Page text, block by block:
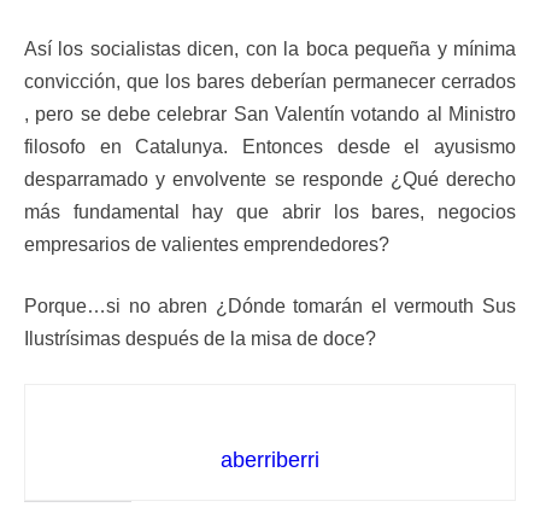
Así los socialistas dicen, con la boca pequeña y mínima
convicción, que los bares deberían permanecer cerrados
, pero se debe celebrar San Valentín votando al Ministro
filosofo en Catalunya. Entonces desde el ayusismo
desparramado y envolvente se responde ¿Qué derecho
más fundamental hay que abrir los bares, negocios
empresarios de valientes emprendedores?
Porque…si no abren ¿Dónde tomarán el vermouth Sus
Ilustrísimas después de la misa de doce?
aberriberri